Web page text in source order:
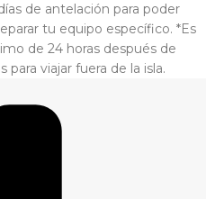
de antelación para poder
tu equipo específico. *Es
de 24 horas después de
viajar fuera de la isla.